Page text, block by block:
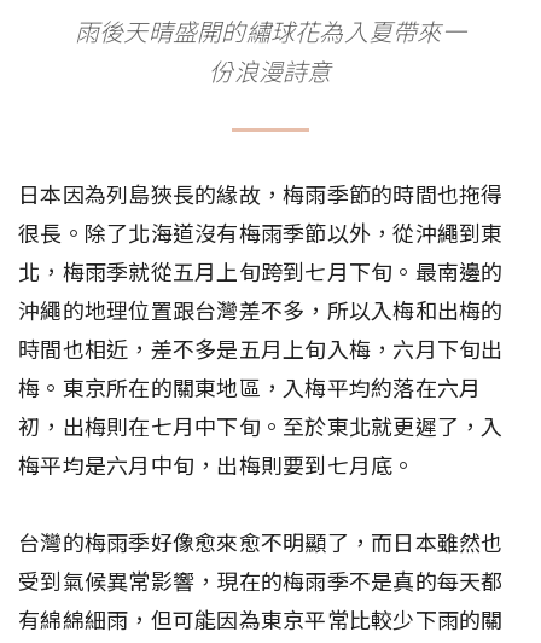
雨後天晴盛開的繡球花為入夏帶來一
份浪漫詩意
日本因為列島狹長的緣故，梅雨季節的時間也拖得
很長。除了北海道沒有梅雨季節以外，從沖繩到東
北，梅雨季就從五月上旬跨到七月下旬。最南邊的
沖繩的地理位置跟台灣差不多，所以入梅和出梅的
時間也相近，差不多是五月上旬入梅，六月下旬出
梅。東京所在的關東地區，入梅平均約落在六月
初，出梅則在七月中下旬。至於東北就更遲了，入
梅平均是六月中旬，出梅則要到七月底。
台灣的梅雨季好像愈來愈不明顯了，而日本雖然也
受到氣候異常影響，現在的梅雨季不是真的每天都
有綿綿細雨，但可能因為東京平常比較少下雨的關